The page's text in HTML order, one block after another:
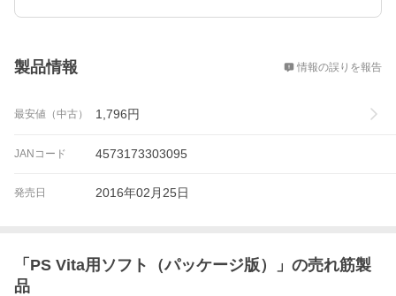
製品情報 情報の誤りを報告
最安値（中古） 1,796円
JANコード 4573173303095
発売日 2016年02月25日
「 PS Vita用ソフト（パッケージ版）
」の売れ筋製
品